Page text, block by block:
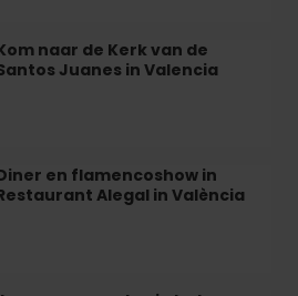
naar de Kerk van de
Juanes in Valencia
en flamencoshow in
Alegal in València